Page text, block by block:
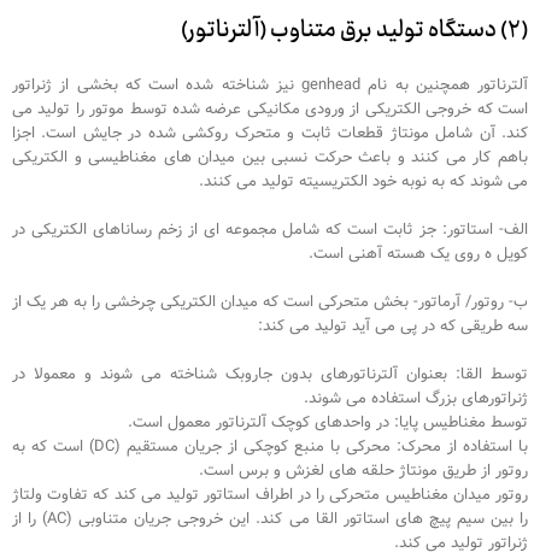
(۲) دستگاه تولید برق متناوب (آلترناتور)
آلترناتور همچنین به نام genhead نیز شناخته شده است که بخشی از ژنراتور
است که خروجی الکتریکی از ورودی مکانیکی عرضه شده توسط موتور را تولید می
کند. آن شامل مونتاژ قطعات ثابت و متحرک روکشی شده در جایش است. اجزا
باهم کار می کنند و باعث حرکت نسبی بین میدان های مغناطیسی و الکتریکی
می شوند که به نوبه خود الکتریسیته تولید می کنند.
الف- استاتور: جز ثابت است که شامل مجموعه ای از زخم رساناهای الکتریکی در
کویل ه روی یک هسته آهنی است.
ب- روتور/ آرماتور- بخش متحرکی است که میدان الکتریکی چرخشی را به هر یک از
سه طریقی که در پی می آید تولید می کند:
توسط القا: بعنوان آلترناتورهای بدون جاروبک شناخته می شوند و معمولا در
ژنراتورهای بزرگ استفاده می شوند.
توسط مغناطیس پایا: در واحدهای کوچک آلترناتور معمول است.
با استفاده از محرک: محرکی با منبع کوچکی از جریان مستقیم (DC) است که به
روتور از طریق مونتاژ حلقه های لغزش و برس است.
روتور میدان مغناطیس متحرکی را در اطراف استاتور تولید می کند که تفاوت ولتاژ
را بین سیم پیچ های استاتور القا می کند. این خروجی جریان متناوبی (AC) را از
ژنراتور تولید می کند.